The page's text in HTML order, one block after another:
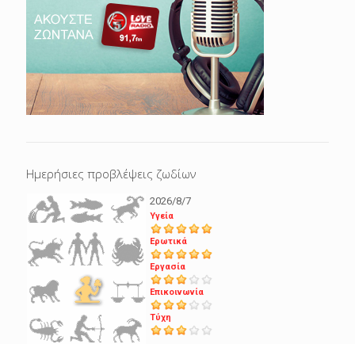
Ημερήσιες προβλέψεις ζωδίων
2026/8/7
Υγεία
Ερωτικά
Εργασία
Επικοινωνία
Τύχη